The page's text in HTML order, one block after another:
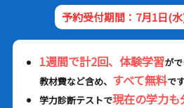
予約受付期間：7月1日(
1週間で計2回、体験学習が
教材費など含め、 すべて無料で
学力診断テストで現在の学力も